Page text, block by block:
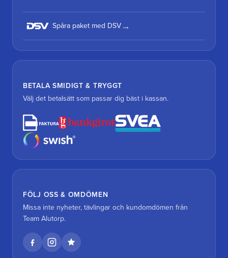
Spåra paket med DSV
BETALA SMIDIGT & TRYGGT
Välj det betalsätt som passar dig bäst i kassan.
FÖLJ OSS & OMDÖMEN
Missa inte nyheter, tävlingar och kundomdömen från
Team Alutorp.